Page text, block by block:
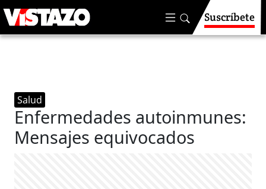
Suscríbete
Salud
Enfermedades autoinmunes:
Mensajes equivocados